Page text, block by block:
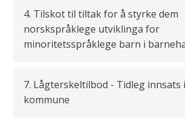
4. Tilskot til tiltak for å styrke dem
norskspråklege utviklinga for
minoritetsspråklege barn i
7. Lågterskeltilbod - Tidleg innsats
kommune